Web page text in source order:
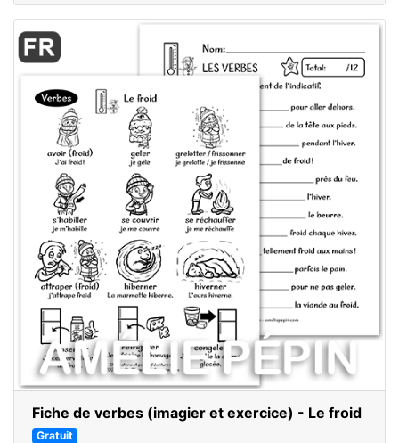
Fiche de verbes (imagier et exercice) - Le froid
Gratuit